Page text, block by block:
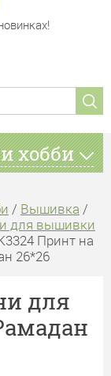
хобби
/ Вышивка /
для вышивки
Принт на
26*26
для